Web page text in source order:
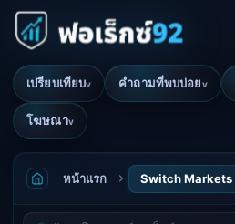
เปรียบเทียบv คำถามที่พบบ่อยv
โฆษณาv
หน้าแรก Switch Markets